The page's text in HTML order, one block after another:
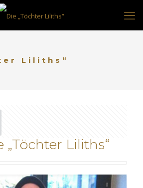
Liliths“
„Töchter Liliths“